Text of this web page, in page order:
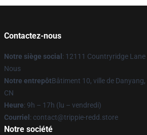
Contactez-nous
Notre siège social : 12111 Countryridge
Nous
Notre entrepôtBâtiment 10, ville de
CN
Heure: 9h – 17h (lu – vendredi)
Courriel : contact@trippie-redd.store
Notre société